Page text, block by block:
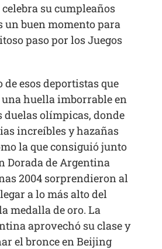
su cumpleaños
un buen momento para
paso por los Juegos
esos deportistas que
huella imborrable en
duelas olímpicas, donde
increíbles y hazañas
la que consiguió junto
Dorada de Argentina
2004 sorprendieron al
a lo más alto del
medalla de oro. La
aprovechó su clase y
el bronce en Beijing